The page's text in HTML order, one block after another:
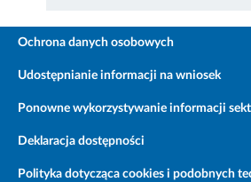
Ochrona danych osobowych
Udostępnianie informacji na wniosek
Ponowne wykorzystywanie informacji
Deklaracja dostępności
Polityka dotycząca cookies i podobnych